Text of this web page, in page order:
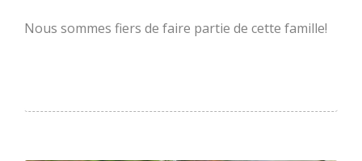
Nous sommes fiers de faire partie de cette famille!